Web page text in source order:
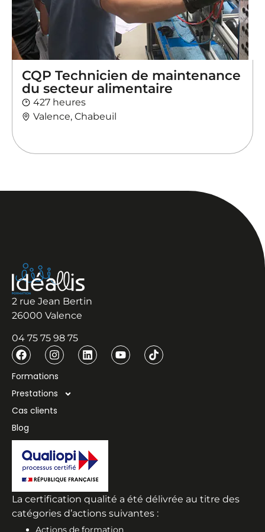
CQP Technicien de maintenance
du secteur alimentaire
427 heures
Valence, Chabeuil
2 rue Jean Bertin
26000 Valence
04 75 75 98 75
Formations
Prestations
Cas clients
Blog
La certification qualité a été délivrée au titre des
catégories d’actions suivantes :
Actions de formation